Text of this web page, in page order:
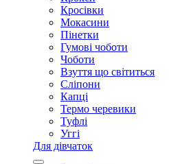
Кросівки
Мокасини
Пінетки
Гумові чоботи
Чоботи
Взуття що світиться
Сліпони
Капці
Термо черевики
Туфлі
Уггі
Для дівчаток